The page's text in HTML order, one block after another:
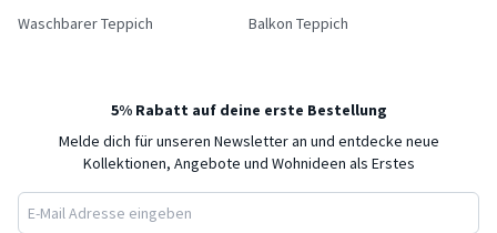
Waschbarer Teppich Balkon Teppich
5% Rabatt auf deine erste Bestellung
Melde dich für unseren Newsletter an und entdecke neue
Kollektionen, Angebote und Wohnideen als Erstes